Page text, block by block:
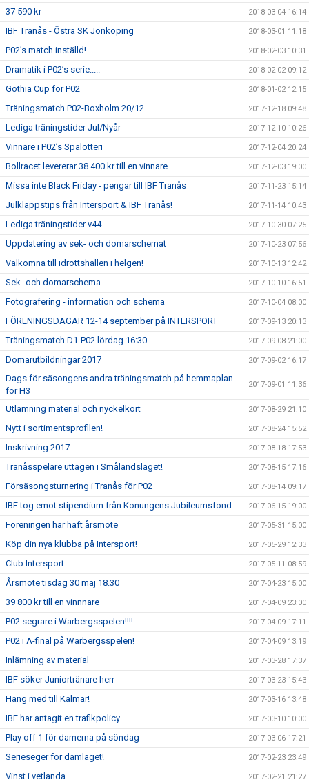
37 590 kr 2018-03-04 16:14
IBF Tranås - Östra SK Jönköping 2018-03-01 11:18
P02’s match inställd! 2018-02-03 10:31
Dramatik i P02’s serie..... 2018-02-02 09:12
Gothia Cup för P02 2018-01-02 12:15
Träningsmatch P02-Boxholm 20/12 2017-12-18 09:48
Lediga träningstider Jul/Nyår 2017-12-10 10:26
Vinnare i P02’s Spalotteri 2017-12-04 20:24
Bollracet levererar 38 400 kr till en vinnare 2017-12-03 19:00
Missa inte Black Friday - pengar till IBF Tranås 2017-11-23 15:14
Julklappstips från Intersport & IBF Tranås! 2017-11-14 10:43
Lediga träningstider v44 2017-10-30 07:25
Uppdatering av sek- och domarschemat 2017-10-23 07:56
Välkomna till idrottshallen i helgen! 2017-10-13 12:42
Sek- och domarschema 2017-10-10 16:51
Fotografering - information och schema 2017-10-04 08:00
FÖRENINGSDAGAR 12-14 september på INTERSPORT 2017-09-13 20:13
Träningsmatch D1-P02 lördag 16:30 2017-09-08 21:00
Domarutbildningar 2017 2017-09-02 16:17
Dags för säsongens andra träningsmatch på hemmaplan
för H3
2017-09-01 11:36
Utlämning material och nyckelkort 2017-08-29 21:10
Nytt i sortimentsprofilen! 2017-08-24 15:52
Inskrivning 2017 2017-08-18 17:53
Tranåsspelare uttagen i Smålandslaget! 2017-08-15 17:16
Försäsongsturnering i Tranås för P02 2017-08-14 09:17
IBF tog emot stipendium från Konungens Jubileumsfond 2017-06-15 19:00
Föreningen har haft årsmöte 2017-05-31 15:00
Köp din nya klubba på Intersport! 2017-05-29 12:33
Club Intersport 2017-05-11 08:59
Årsmöte tisdag 30 maj 18.30 2017-04-23 15:00
39 800 kr till en vinnnare 2017-04-09 23:00
P02 segrare i Warbergsspelen!!!! 2017-04-09 17:11
P02 i A-final på Warbergsspelen! 2017-04-09 13:19
Inlämning av material 2017-03-28 17:37
IBF söker Juniortränare herr 2017-03-23 15:43
Häng med till Kalmar! 2017-03-16 13:48
IBF har antagit en trafikpolicy 2017-03-10 10:00
Play off 1 för damerna på söndag 2017-03-06 17:21
Serieseger för damlaget! 2017-02-23 23:49
Vinst i vetlanda 2017-02-21 21:27